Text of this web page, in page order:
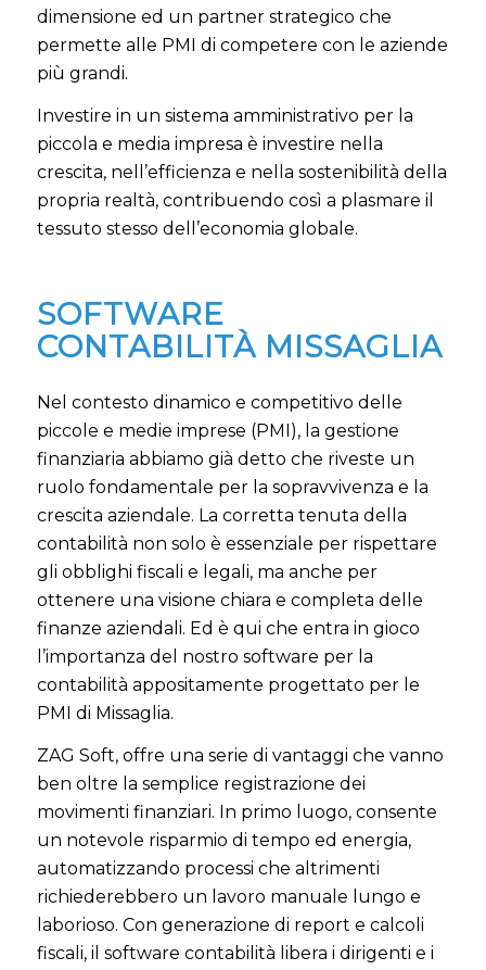
dimensione ed un partner strategico che
permette alle PMI di competere con le aziende
più grandi.
Investire in un sistema amministrativo per la
piccola e media impresa è investire nella
crescita, nell’efficienza e nella sostenibilità della
propria realtà, contribuendo così a plasmare il
tessuto stesso dell’economia globale.
SOFTWARE
CONTABILITÀ MISSAGLIA
Nel contesto dinamico e competitivo delle
piccole e medie imprese (PMI), la gestione
finanziaria abbiamo già detto che riveste un
ruolo fondamentale per la sopravvivenza e la
crescita aziendale. La corretta tenuta della
contabilità non solo è essenziale per rispettare
gli obblighi fiscali e legali, ma anche per
ottenere una visione chiara e completa delle
finanze aziendali. Ed è qui che entra in gioco
l’importanza del nostro software per la
contabilità appositamente progettato per le
PMI di Missaglia.
ZAG Soft, offre una serie di vantaggi che vanno
ben oltre la semplice registrazione dei
movimenti finanziari. In primo luogo, consente
un notevole risparmio di tempo ed energia,
automatizzando processi che altrimenti
richiederebbero un lavoro manuale lungo e
laborioso. Con generazione di report e calcoli
fiscali, il software contabilità libera i dirigenti e i